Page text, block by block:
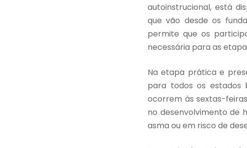
autoinstrucional, está
que vão desde os
permite que os
necessária para as
Na etapa prática e
para todos os estados
ocorrem às sextas-
no desenvolvimento de
asma ou em risco de